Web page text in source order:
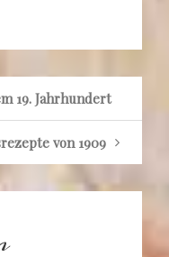
19. Jahrhundert
von 1909